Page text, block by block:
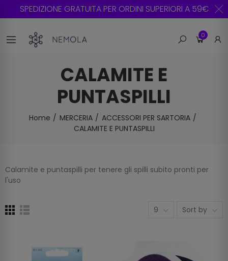
SPEDIZIONE GRATUITA PER ORDINI SUPERIORI A 59€
0
CALAMITE E
PUNTASPILLI
Home MERCERIA
ACCESSORI PER SARTORIA
CALAMITE E PUNTASPILLI
Calamite e puntaspilli per tenere gli spilli subito pronti per
l'uso
9 Sort by